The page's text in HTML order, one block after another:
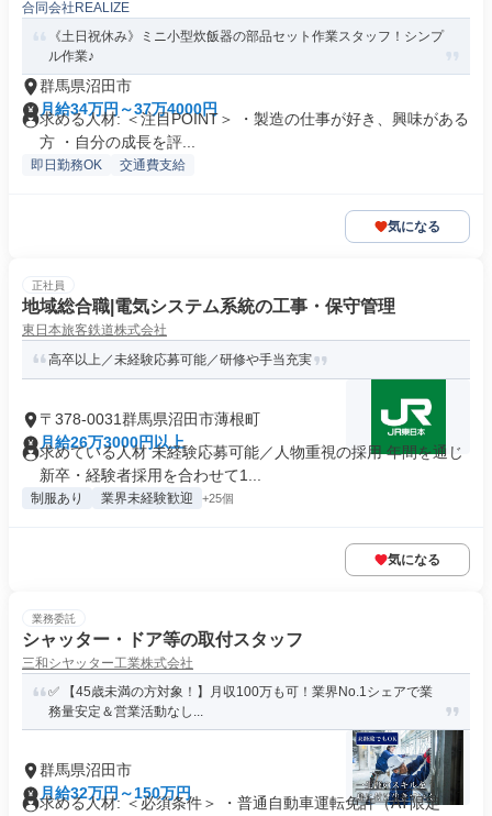
合同会社REALIZE
《土日祝休み》ミニ小型炊飯器の部品セット作業スタッフ！シンプ
ル作業♪
群馬県沼田市
月給34万円～37万4000円
求める人材: ＜注目POINT＞ ・製造の仕事が好き、興味がある
方 ・自分の成長を評...
即日勤務OK 交通費支給
気になる
正社員
地域総合職|電気システム系統の工事・保守管理
東日本旅客鉄道株式会社
高卒以上／未経験応募可能／研修や手当充実
〒378-0031群馬県沼田市薄根町
月給26万3000円以上
求めている人材 未経験応募可能／人物重視の採用 年間を通じ
新卒・経験者採用を合わせて1...
制服あり 業界未経験歓迎 +25個
気になる
業務委託
シャッター・ドア等の取付スタッフ
三和シヤッター工業株式会社
✅ 【45歳未満の方対象！】月収100万も可！業界No.1シェアで業
務量安定＆営業活動なし...
群馬県沼田市
月給32万円～150万円
求める人材: ＜必須条件＞ ・普通自動車運転免許（AT限定